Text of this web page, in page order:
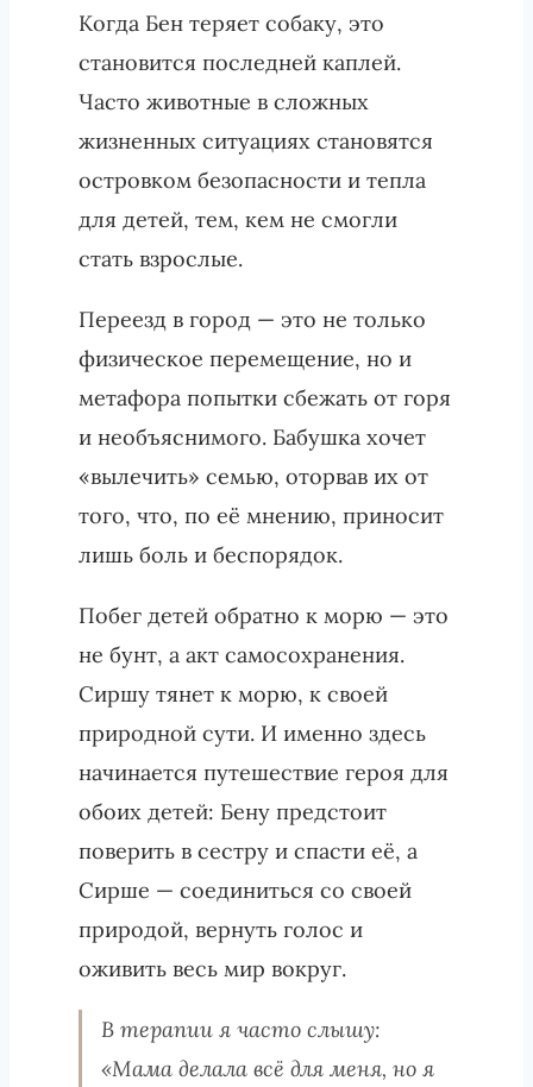
Когда Бен теряет собаку, это
становится последней каплей.
Часто животные в сложных
жизненных ситуациях становятся
островком безопасности и тепла
для детей, тем, кем не смогли
стать взрослые.
Переезд в город — это не только
физическое перемещение, но и
метафора попытки сбежать от горя
и необъяснимого. Бабушка хочет
«вылечить» семью, оторвав их от
того, что, по её мнению, приносит
лишь боль и беспорядок.
Побег детей обратно к морю — это
не бунт, а акт самосохранения.
Сиршу тянет к морю, к своей
природной сути. И именно здесь
начинается путешествие героя для
обоих детей: Бену предстоит
поверить в сестру и спасти её, а
Сирше — соединиться со своей
природой, вернуть голос и
оживить весь мир вокруг.
В терапии я часто слышу:
«Мама делала всё для меня, но я